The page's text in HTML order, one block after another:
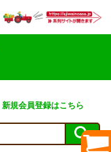
新規会員登録はこちら